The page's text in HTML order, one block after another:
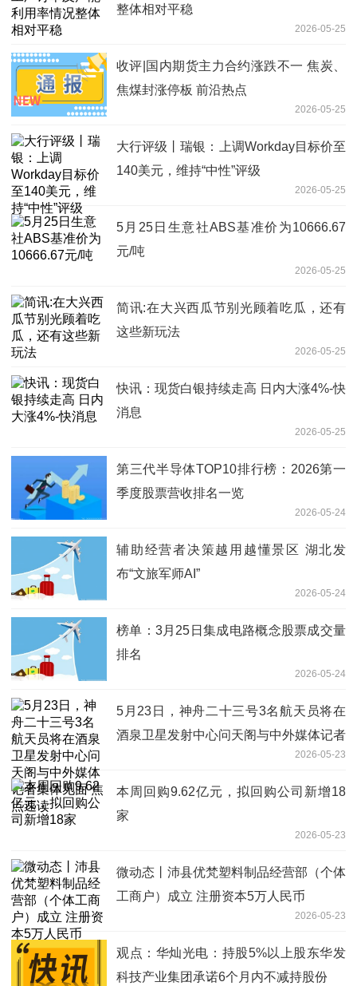
整体相对平稳
2026-05-25
收评|国内期货主力合约涨跌不一 焦炭、
焦煤封涨停板 前沿热点
2026-05-25
大行评级丨瑞银：上调Workday目标价至
140美元，维持“中性”评级
2026-05-25
5月25日生意社ABS基准价为10666.67
元/吨
2026-05-25
简讯:在大兴西瓜节别光顾着吃瓜，还有
这些新玩法
2026-05-25
快讯：现货白银持续走高 日内大涨4%-快
消息
2026-05-25
第三代半导体TOP10排行榜：2026第一
季度股票营收排名一览
2026-05-24
辅助经营者决策越用越懂景区 湖北发
布“文旅军师AI”
2026-05-24
榜单：3月25日集成电路概念股票成交量
排名
2026-05-24
5月23日，神舟二十三号3名航天员将在
酒泉卫星发射中心问天阁与中外媒体记者
2026-05-23
本周回购9.62亿元，拟回购公司新增18
家
2026-05-23
微动态丨沛县优梵塑料制品经营部（个体
工商户）成立 注册资本5万人民币
2026-05-23
观点：华灿光电：持股5%以上股东华发
科技产业集团承诺6个月内不减持股份